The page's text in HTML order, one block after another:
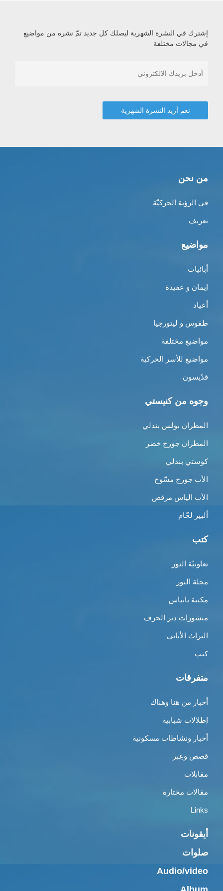
إشترك في النشرة الشهرية ليصلك كل جديد تمّ نشره من مواضيع
في مجالات مختلفة
من نحن
في الرؤية الحركيّة
تعريف
مواضيع
أبائيات
إيمان و عقيدة
أعياد
طقوس و ليتورجيا
مواضيع مختلفة
مواضيع للأسر الحركية
قدّيسون
وجوه من كنيستي
المطران بولس بندلي
المطران جورج خضر
كوستي بندلي
الأب جورج مسّوح
الأب الياس مرقص
ألبير لحّام
كتب
تعاونيّة النور
مجلة النور
مكتبة بانياس
منشورات دير الحرف
التراث الأبائي
كتب
متفرقات
أخبار من هنا وهناك
إطلالات شبابية
أخبار ونشاطات مسكونية
قصص وعِبر
مقابلات
مقالات مختارة
Links
أيقونات
صلوات
Audio/video